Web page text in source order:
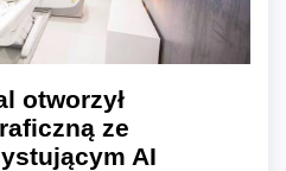
otworzył
ze
AI